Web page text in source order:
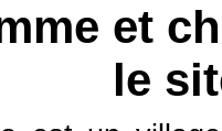
et
le